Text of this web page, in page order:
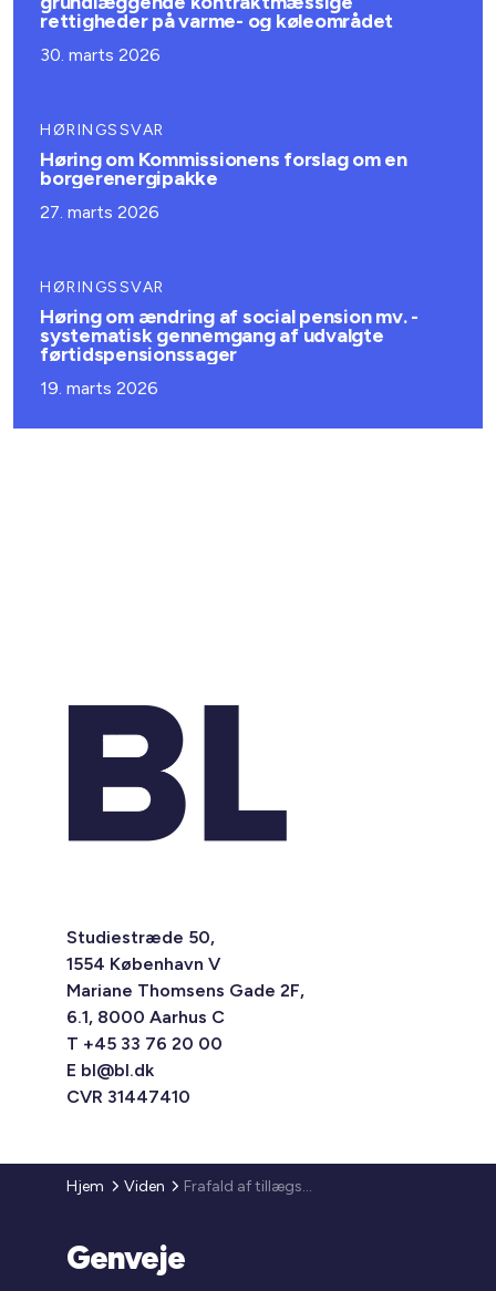
rettigheder på varme- og køleområdet
30. marts 2026
HØRINGSSVAR
Høring om Kommissionens forslag om en
borgerenergipakke
27. marts 2026
HØRINGSSVAR
Høring om ændring af social pension mv. -
systematisk gennemgang af udvalgte
førtidspensionssager
19. marts 2026
Studiestræde 50,
1554 København V
Mariane Thomsens Gade 2F,
6.1, 8000 Aarhus C
T +45 33 76 20 00
E bl@bl.dk
CVR 31447410
Hjem Viden Frafald af tillægskøbesum
Genveje